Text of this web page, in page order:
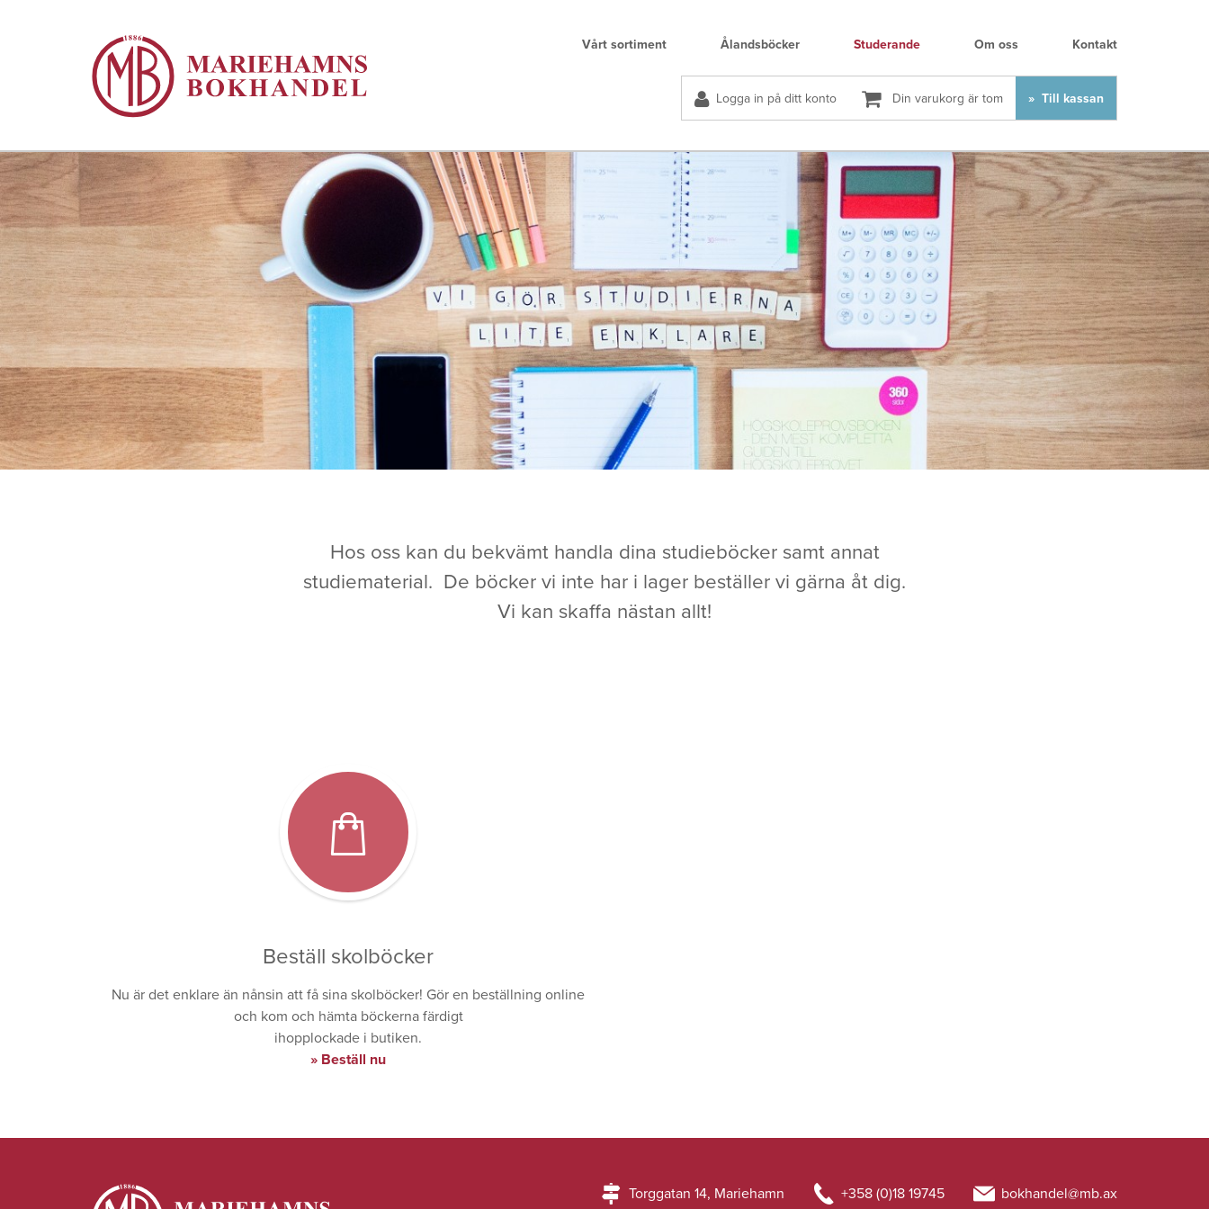
Vårt sortiment Ålandsböcker Studerande Om oss Kontakt
Logga in på ditt konto Din varukorg är tom Till kassan
Hos oss kan du bekvämt handla dina studieböcker samt annat
studiematerial. De böcker vi inte har i lager beställer vi gärna åt dig.
Vi kan skaffa nästan allt!
Beställ skolböcker
Nu är det enklare än nånsin att få sina skolböcker! Gör en beställning online
och kom och hämta böckerna färdigt
ihopplockade i butiken.
Beställ nu
Torggatan 14, Mariehamn +358 (0)18 19745 bokhandel@mb.ax